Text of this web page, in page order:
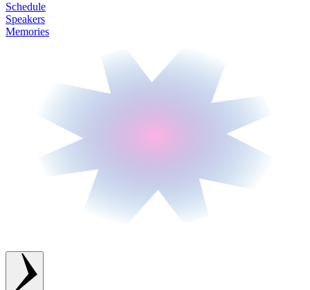
Schedule
Speakers
Memories